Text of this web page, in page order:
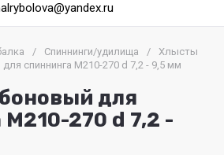
/ Спиннинги/удилища /
Хлысты
спиннинга M210-270 d 7,2 - 9,5 мм
для
270 d 7,2 -